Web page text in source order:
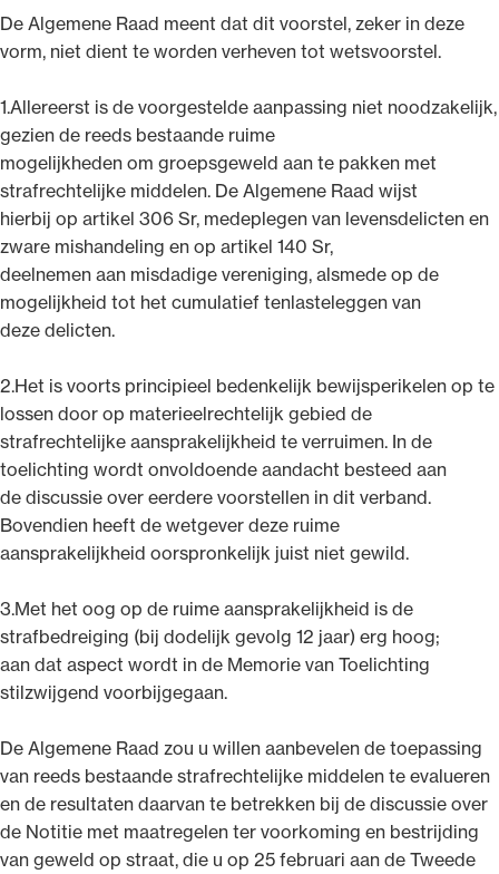
De Algemene Raad meent dat dit voorstel, zeker in deze
vorm, niet dient te worden verheven tot wetsvoorstel.
1.Allereerst is de voorgestelde aanpassing niet noodzakelijk,
gezien de reeds bestaande ruime
mogelijkheden om groepsgeweld aan te pakken met
strafrechtelijke middelen. De Algemene Raad wijst
hierbij op artikel 306 Sr, medeplegen van levensdelicten en
zware mishandeling en op artikel 140 Sr,
deelnemen aan misdadige vereniging, alsmede op de
mogelijkheid tot het cumulatief tenlasteleggen van
deze delicten.
2.Het is voorts principieel bedenkelijk bewijsperikelen op te
lossen door op materieelrechtelijk gebied de
strafrechtelijke aansprakelijkheid te verruimen. In de
toelichting wordt onvoldoende aandacht besteed aan
de discussie over eerdere voorstellen in dit verband.
Bovendien heeft de wetgever deze ruime
aansprakelijkheid oorspronkelijk juist niet gewild.
3.Met het oog op de ruime aansprakelijkheid is de
strafbedreiging (bij dodelijk gevolg 12 jaar) erg hoog;
aan dat aspect wordt in de Memorie van Toelichting
stilzwijgend voorbijgegaan.
De Algemene Raad zou u willen aanbevelen de toepassing
van reeds bestaande strafrechtelijke middelen te evalueren
en de resultaten daarvan te betrekken bij de discussie over
de Notitie met maatregelen ter voorkoming en bestrijding
van geweld op straat, die u op 25 februari aan de Tweede